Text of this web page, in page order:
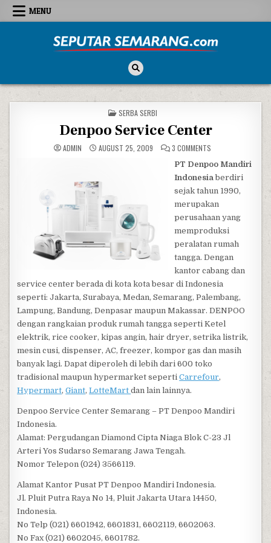
Skip to content
MENU
POSTED IN
SERBA SERBI
Denpoo Service Center
ADMIN AUGUST 25, 2009 3 COMMENTS
PT Denpoo Mandiri
Indonesiaberdiri
sejak tahun 1990,
merupakan
perusahaan yang
memproduksi
peralatan rumah
tangga. Dengan
kantor cabang dan
service center berada di kota kota besar di Indonesia
seperti: Jakarta, Surabaya, Medan, Semarang, Palembang,
Lampung, Bandung, Denpasar maupun Makassar. DENPOO
dengan rangkaian produk rumah tangga seperti Ketel
elektrik, rice cooker, kipas angin, hair dryer, setrika listrik,
mesin cusi, dispenser, AC, freezer, kompor gas dan masih
banyak lagi. Dapat diperoleh di lebih dari 600 toko
tradisional maupun hypermarket sepertiCarrefour,
Hypermart,Giant,LotteMartdan lain lainnya.
Denpoo Service Center Semarang – PT Denpoo Mandiri
Indonesia.
Alamat: Pergudangan Diamond Cipta Niaga Blok C-23 Jl
Arteri Yos Sudarso Semarang Jawa Tengah.
Nomor Telepon (024) 3566119.
Alamat Kantor Pusat PT Denpoo Mandiri Indonesia.
Jl. Pluit Putra Raya No 14, Pluit Jakarta Utara 14450,
Indonesia.
No Telp (021) 6601942, 6601831, 6602119, 6602063.
No Fax (021) 6602045, 6601782.